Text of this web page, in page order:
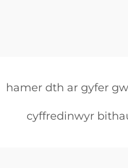
hamer dth ar gyfer
cyffredinwyr